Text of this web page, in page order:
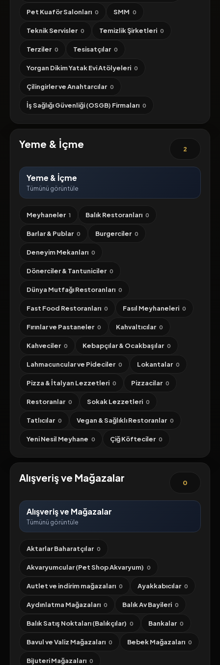
Pet Kuaför Salonları 0 SMM 0
Teknik Servisler 0 Temizlik Şirketleri 0
Terziler 0 Tesisatçılar 0
Yorgan Dikim Yatak Evi Atölyeleri 0
Çilingirler ve Anahtarcılar 0
İş Sağlığı Güvenliği (OSGB) Firmaları 0
Yeme & İçme 2
Yeme & İçme
Tümünü görüntüle
Meyhaneler 1 Balık Restoranları 0
Barlar & Publar 0 Burgerciler 0
Deneyim Mekanları 0
Dönerciler & Tantuniciler 0
Dünya Mutfağı Restoranları 0
Fast Food Restoranları 0 Fasıl Meyhaneleri 0
Fırınlar ve Pastaneler 0 Kahvaltıcılar 0
Kahveciler 0 Kebapçılar & Ocakbaşılar 0
Lahmacuncular ve Pideciler 0 Lokantalar 0
Pizza & İtalyan Lezzetleri 0 Pizzacilar 0
Restoranlar 0 Sokak Lezzetleri 0
Tatlıcılar 0 Vegan & Sağlıklı Restoranlar 0
Yeni Nesil Meyhane 0 Çiğ Köfteciler 0
Alışveriş ve Mağazalar 0
Alışveriş ve Mağazalar
Tümünü görüntüle
Aktarlar Baharatçılar 0
Akvaryumcular (Pet Shop Akvaryum) 0
Autlet ve indirim mağazaları 0 Ayakkabıcılar 0
Aydınlatma Mağazaları 0 Balık Av Bayileri 0
Balık Satış Noktaları (Balıkçılar) 0 Bankalar 0
Bavul ve Valiz Mağazaları 0 Bebek Mağazaları 0
Bijuteri Mağazaları 0